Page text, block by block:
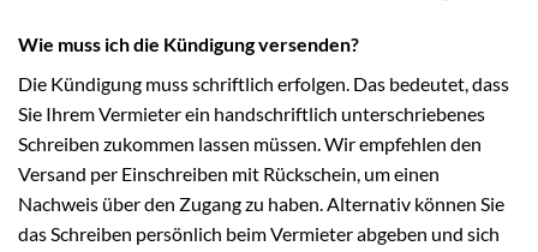
Wie muss ich die Kündigung versenden?
Die Kündigung muss schriftlich erfolgen. Das bedeutet, dass
Sie Ihrem Vermieter ein handschriftlich unterschriebenes
Schreiben zukommen lassen müssen. Wir empfehlen den
Versand per Einschreiben mit Rückschein, um einen
Nachweis über den Zugang zu haben. Alternativ können Sie
das Schreiben persönlich beim Vermieter abgeben und sich